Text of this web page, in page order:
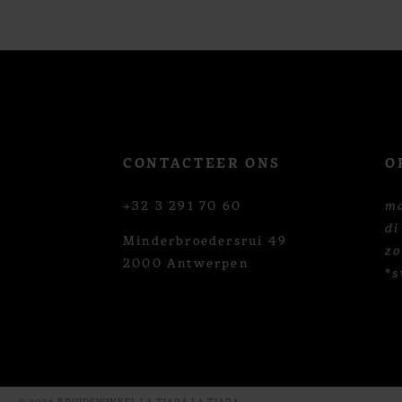
13
CONTACTEER ONS
+32 3 291 70 60
Minderbroedersrui 49
2000 Antwerpen